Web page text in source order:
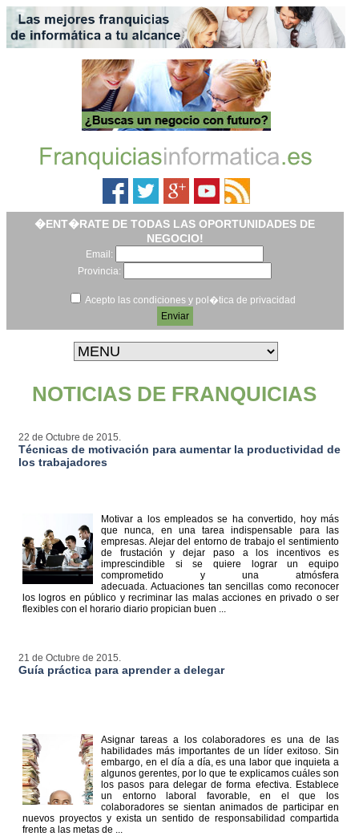
�ENT�RATE DE TODAS LAS OPORTUNIDADES DE
NEGOCIO!
Email:
Provincia:
Acepto las condiciones y pol�tica de privacidad
NOTICIAS DE FRANQUICIAS
22 de Octubre de 2015.
Técnicas de motivación para aumentar la productividad de
los trabajadores
Motivar a los empleados se ha convertido, hoy más
que nunca, en una tarea indispensable para las
empresas. Alejar del entorno de trabajo el sentimiento
de frustación y dejar paso a los incentivos es
imprescindible si se quiere lograr un equipo
comprometido y una atmósfera
adecuada. Actuaciones tan sencillas como reconocer
los logros en público y recriminar las malas acciones en privado o ser
flexibles con el horario diario propician buen ...
21 de Octubre de 2015.
Guía práctica para aprender a delegar
Asignar tareas a los colaboradores es una de las
habilidades más importantes de un líder exitoso. Sin
embargo, en el día a día, es una labor que inquieta a
algunos gerentes, por lo que te explicamos cuáles son
los pasos para delegar de forma efectiva. Establece
un entorno laboral favorable, en el que los
colaboradores se sientan animados de participar en
nuevos proyectos y exista un sentido de responsabilidad compartida
frente a las metas de ...